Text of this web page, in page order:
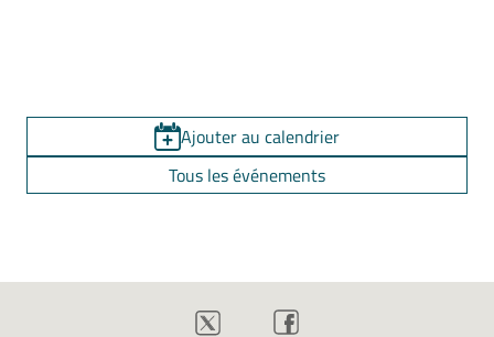
Ajouter au calendrier
Tous les événements